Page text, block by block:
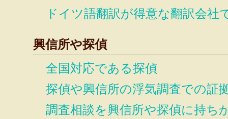
ドイツ語翻訳が得意な翻訳会
興信所や探偵
全国対応である探偵
探偵や興信所の浮気調査での証
調査相談を興信所や探偵に持ち